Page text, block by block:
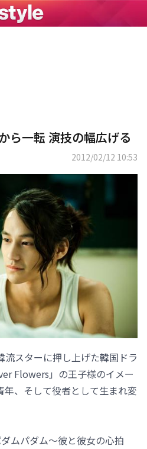
ら一転 演技の幅広げる
2012/02/12 10:53
スターに押し上げた韓国ドラ
Flowers」の王子様のイメー
年、そして役者として生まれ変
ムパダム～彼と彼女の心拍